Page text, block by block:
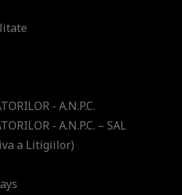
- A.N.P.C.
- A.N.P.C. – SAL
a Litigiilor)